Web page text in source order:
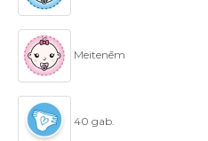
Meitenēm
40 gab.